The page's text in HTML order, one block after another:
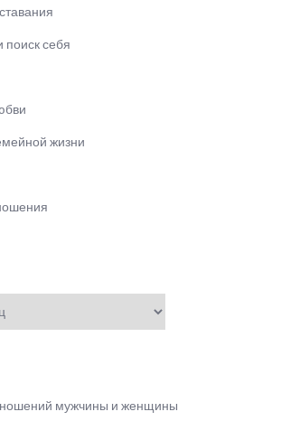
поиск себя
жизни
мужчины и женщины